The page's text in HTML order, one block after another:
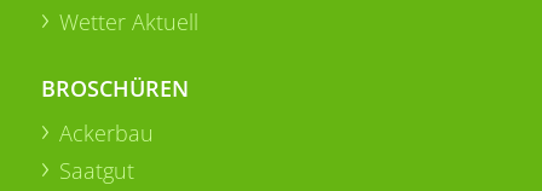
Wetter Aktuell
BROSCHÜREN
Ackerbau
Saatgut